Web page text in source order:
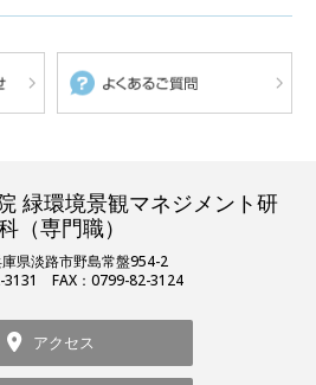
緑環境景観マネジメント研
（専門職）
県淡路市野島常盤954-2
3131 FAX：0799-82-3124
アクセス